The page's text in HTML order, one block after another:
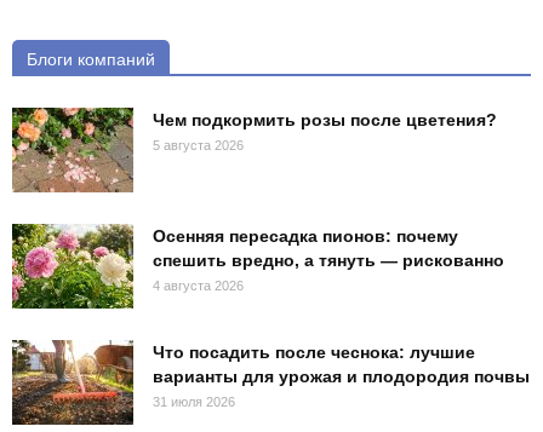
Блоги компаний
Чем подкормить розы после цветения?
5 августа 2026
Осенняя пересадка пионов: почему
спешить вредно, а тянуть — рискованно
4 августа 2026
Что посадить после чеснока: лучшие
варианты для урожая и плодородия почвы
31 июля 2026